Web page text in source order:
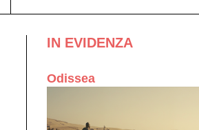
IN EVIDENZA
Odissea